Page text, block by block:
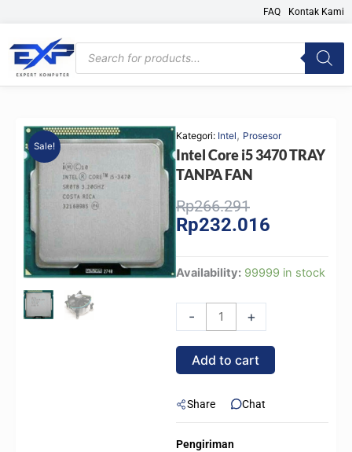
content
FAQ Kontak Kami
Products
search
Sale!
Kategori: Intel, Prosesor
Intel Core i5 3470 TRAY
TANPA FAN
Rp266.291Original
price
Rp232.016
Availability: 99999 in stock
-
Intel
3470
TRAY
TANPA
quantity
+
Add to cart
Share Chat
Pengiriman